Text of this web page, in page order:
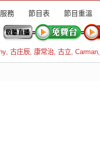
務 節目表 節目重溫
, 古庄辰, 康常治, 古立, Carman,